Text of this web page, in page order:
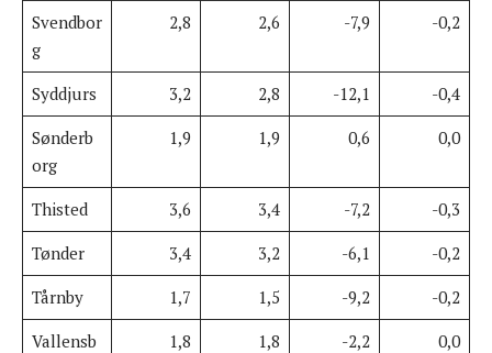
Svendbor
g
2,8 2,6 -7,9 -0,2
Syddjurs 3,2 2,8 -12,1
-0,4
Sønderb
org
1,9 1,9 0,6 0,0
Thisted 3,6 3,4 -7,2
-0,3
Tønder
3,4 3,2 -6,1
-0,2
Tårnby
1,7 1,5 -9,2
-0,2
Vallensb
1,8 1,8 -2,2 0,0